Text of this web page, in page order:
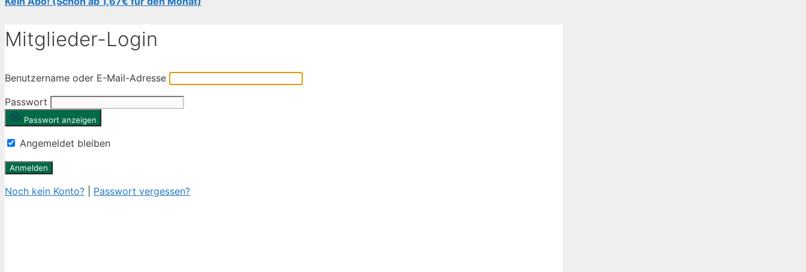
Mitglieder-Login
Benutzername oder E-Mail-Adresse
Passwort
Passwort anzeigen
Angemeldet bleiben
Noch kein Konto? Passwort vergessen?